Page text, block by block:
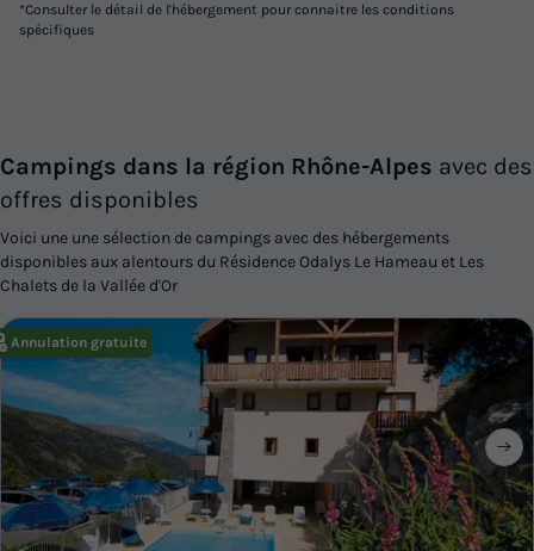
*Consulter le détail de l'hébergement pour connaitre les conditions
spécifiques
Campings dans la région Rhône-Alpes avec des
offres disponibles
Voici une une sélection de campings avec des hébergements
disponibles aux alentours du Résidence Odalys Le Hameau et Les
Chalets de la Vallée d'Or
Annulation gratuite